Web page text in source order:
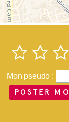
Mon pseudo :
POSTER